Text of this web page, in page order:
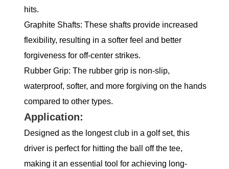
hits.
Graphite Shafts: These shafts provide increased
flexibility, resulting in a softer feel and better
forgiveness for off-center strikes.
Rubber Grip: The rubber grip is non-slip,
waterproof, softer, and more forgiving on the hands
compared to other types.
Application:
Designed as the longest club in a golf set, this
driver is perfect for hitting the ball off the tee,
making it an essential tool for achieving long-